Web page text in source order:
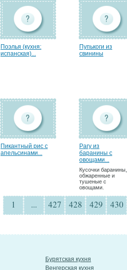
Поэлья (кухня:
испанская)...
Пупькоги из
свинины
Пикантный рис с
апельсинами...
Рагу из
баранины с
овощами...
Кусочки баранины,
обжаренные и
тушеные с
овощами.
1 ... 427 428 429 430
Бурятская кухня
Венгерская кухня